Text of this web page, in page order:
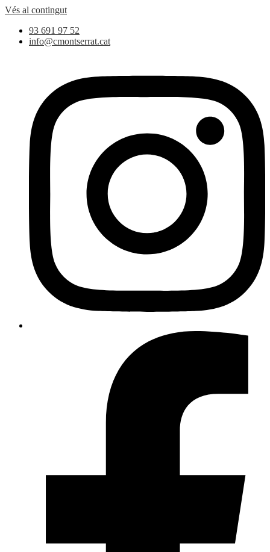
Vés al contingut
93 691 97 52
info@cmontserrat.cat